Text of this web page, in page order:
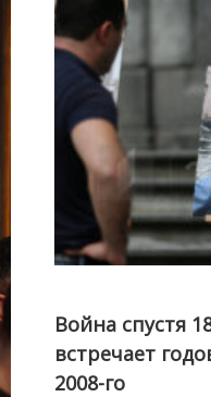
канал
Война спустя
встречает
2008-го